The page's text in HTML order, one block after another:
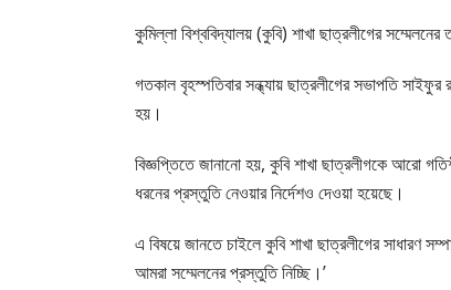
কুমিল্লা বিশ্ববিদ্যালয় (কুবি) শাখা ছাত্রলীগের
গতকাল বৃহস্পতিবার সন্ধ্যায় ছাত্রলীগের সভাপতি
হয়।
বিজ্ঞপ্তিতে জানানো হয়, কুবি শাখা ছাত্রলীগকে আরো
ধরনের প্রস্তুতি নেওয়ার নির্দেশও দেওয়া হয়েছে।
এ বিষয়ে জানতে চাইলে কুবি শাখা ছাত্রলীগের সাধারণ
আমরা সম্মেলনের প্রস্তুতি নিচ্ছি।’